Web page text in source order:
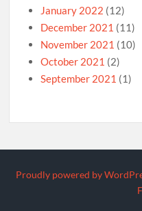
January 2022 (12)
December 2021 (11)
November 2021 (10)
October 2021 (2)
September 2021 (1)
Proudly powered by